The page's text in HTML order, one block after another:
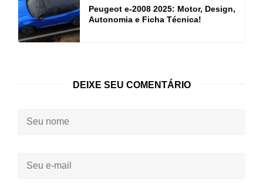
Peugeot e-2008 2025: Motor, Design,
Autonomia e Ficha Técnica!
DEIXE SEU COMENTÁRIO
Seu
nome:
Seu